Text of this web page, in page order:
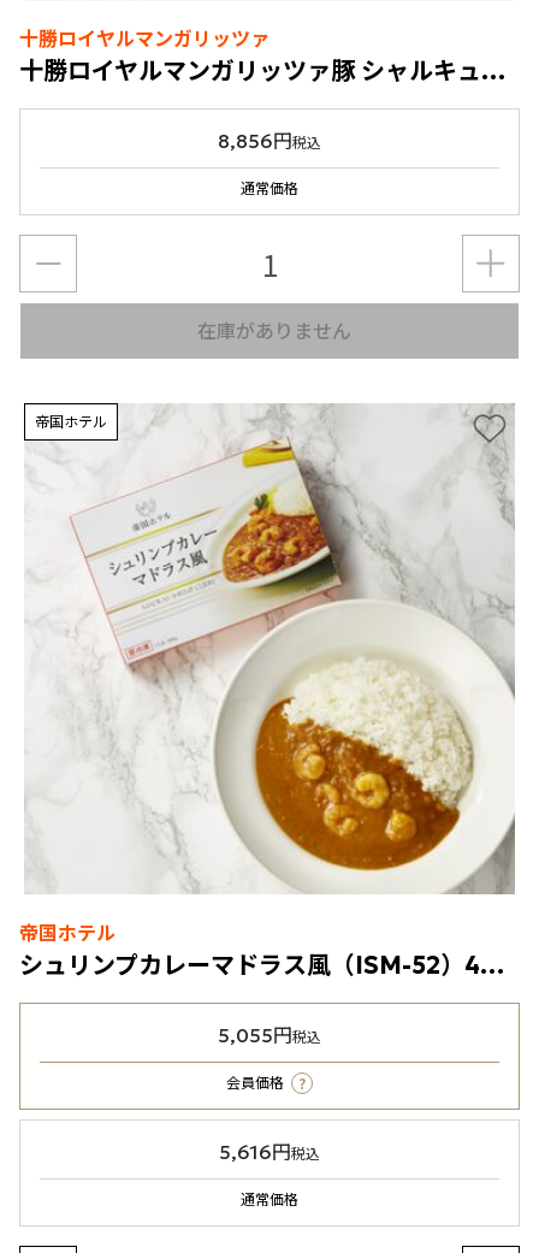
十勝ロイヤルマンガリッツァ
十勝ロイヤルマンガリッツァ豚 シャルキュトリー6品セット
8,856円税込
通常価格
在庫がありません
帝国ホテル
帝国ホテル
シュリンプカレーマドラス風（ISM-52）4箱（冷凍食品）
5,055円税込
会員価格 ?
5,616円税込
通常価格